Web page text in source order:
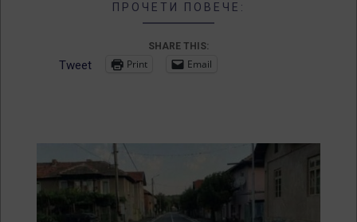
ПРОЧЕТИ ПОВЕЧЕ:
SHARE THIS:
Tweet Print Email